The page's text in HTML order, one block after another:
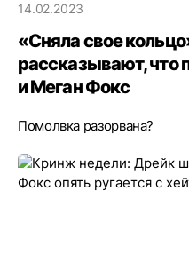
14.02.2023
«Сняла свое
рассказывают, что
и Меган Фокс
Помолвка разорвана?